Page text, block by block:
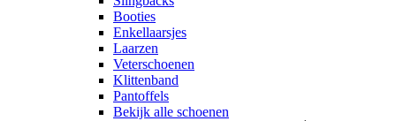
Booties
Enkellaarsjes
Laarzen
Veterschoenen
Klittenband
Pantoffels
Bekijk alle schoenen